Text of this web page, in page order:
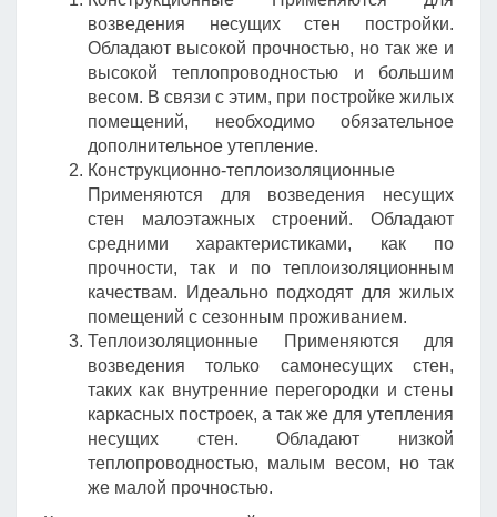
возведения несущих стен постройки.
Обладают высокой прочностью, но так же и
высокой теплопроводностью и большим
весом. В связи с этим, при постройке жилых
помещений, необходимо обязательное
дополнительное утепление.
Конструкционно-теплоизоляционные
Применяются для возведения несущих
стен малоэтажных строений. Обладают
средними характеристиками, как по
прочности, так и по теплоизоляционным
качествам. Идеально подходят для жилых
помещений с сезонным проживанием.
Теплоизоляционные Применяются для
возведения только самонесущих стен,
таких как внутренние перегородки и стены
каркасных построек, а так же для утепления
несущих стен. Обладают низкой
теплопроводностью, малым весом, но так
же малой прочностью.